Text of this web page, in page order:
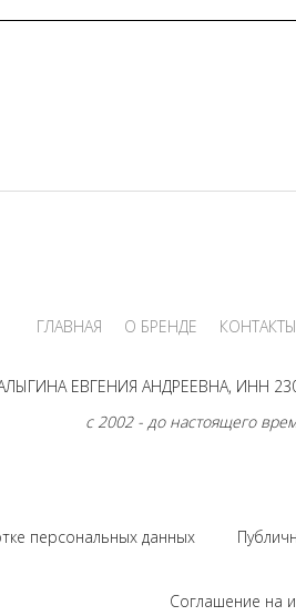
ГЛАВНАЯ О БРЕНДЕ КОНТАКТЫ
ЕВГЕНИЯ АНДРЕЕВНА, ИНН
с 2002 - до настоящего
персональных данных
Соглашение на